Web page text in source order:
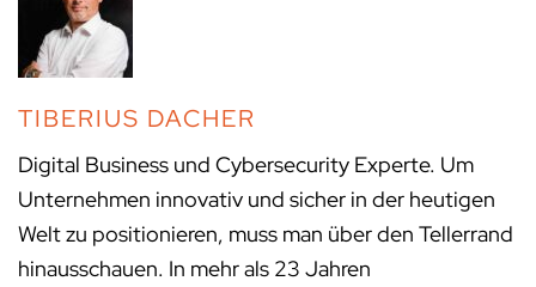
TIBERIUS DACHER
Digital Business und Cybersecurity Experte. Um
Unternehmen innovativ und sicher in der heutigen
Welt zu positionieren, muss man über den Tellerrand
hinausschauen. In mehr als 23 Jahren